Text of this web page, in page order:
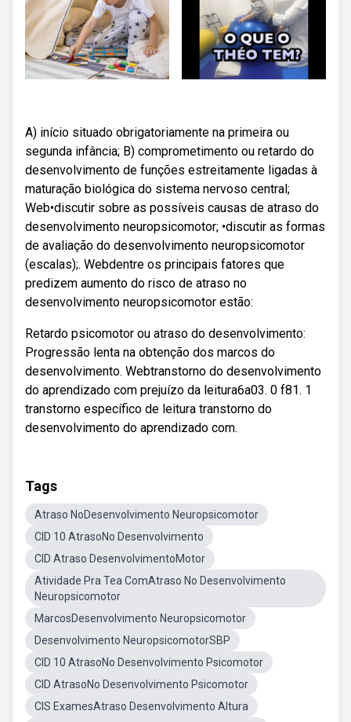
A) início situado obrigatoriamente na primeira ou
segunda infância; B) comprometimento ou retardo do
desenvolvimento de funções estreitamente ligadas à
maturação biológica do sistema nervoso central;
Web•discutir sobre as possíveis causas de atraso do
desenvolvimento neuropsicomotor; •discutir as formas
de avaliação do desenvolvimento neuropsicomotor
(escalas);. Webdentre os principais fatores que
predizem aumento do risco de atraso no
desenvolvimento neuropsicomotor estão:
Retardo psicomotor ou atraso do desenvolvimento:
Progressão lenta na obtenção dos marcos do
desenvolvimento. Webtranstorno do desenvolvimento
do aprendizado com prejuízo da leitura6a03. 0 f81. 1
transtorno específico de leitura transtorno do
desenvolvimento do aprendizado com.
Tags
Atraso NoDesenvolvimento Neuropsicomotor
CID 10 AtrasoNo Desenvolvimento
CID Atraso DesenvolvimentoMotor
Atividade Pra Tea ComAtraso No Desenvolvimento
Neuropsicomotor
MarcosDesenvolvimento Neuropsicomotor
Desenvolvimento NeuropsicomotorSBP
CID 10 AtrasoNo Desenvolvimento Psicomotor
CID AtrasoNo Desenvolvimento Psicomotor
CIS ExamesAtraso Desenvolvimento Altura